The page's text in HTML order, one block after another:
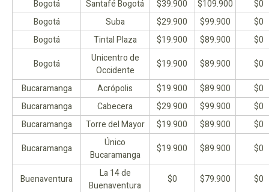
Bogotá
Santafé Bogotá $39.900 $109.900
$0
Bogotá
Suba $29.900 $99.900
$0
Bogotá
Tintal Plaza $19.900 $89.900
$0
Bogotá
Unicentro de
Occidente
$19.900 $89.900
$0
Bucaramanga
Acrópolis $19.900 $89.900
$0
Bucaramanga
Cabecera $29.900 $99.900
$0
Bucaramanga
Torre del Mayor $19.900 $89.900
$0
Bucaramanga
Único
Bucaramanga
$19.900 $89.900 $0
Buenaventura
La 14 de
Buenaventura
$0 $79.900 $0